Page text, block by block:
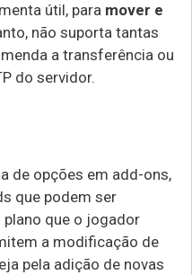
útil, para mover e
não suporta tantas
a transferência ou
do servidor.
de opções em add-ons,
que podem ser
que o jogador
a modificação de
pela adição de novas